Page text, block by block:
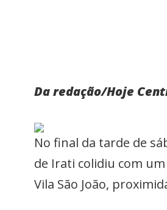
Da redação/Hoje
No final da tarde de
de Irati colidiu com um
Vila São João,